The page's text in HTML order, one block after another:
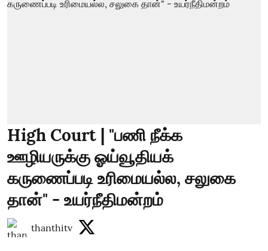
High Court | "பணி நீக்க
ஊழியருக்கு ஓய்வூதியக்
கருணைப்படி உரிமையல்ல, சலுகை
தான்" - உயர்நீதிமன்றம்
thanthitv